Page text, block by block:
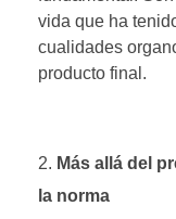
vida que ha
cualidades
producto final.
Más allá del
la norma